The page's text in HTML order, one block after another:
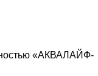
«АКВАЛАЙФ-